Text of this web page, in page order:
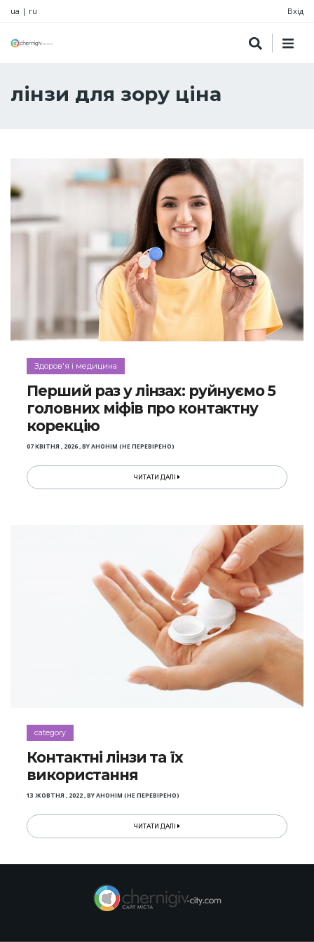
ua | ru Вхід
лінзи для зору ціна
Здоров'я і медицина
Перший раз у лінзах: руйнуємо 5
головних міфів про контактну
корекцію
07 КВІТНЯ , 2026,BYАНОНІМ (НЕ ПЕРЕВІРЕНО)
ЧИТАТИ ДАЛІ
category
Контактні лінзи та їх
використання
13 ЖОВТНЯ , 2022,BYАНОНІМ (НЕ ПЕРЕВІРЕНО)
ЧИТАТИ ДАЛІ